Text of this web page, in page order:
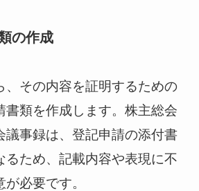
の作成
、その内容を証明するための
書類を作成します。株主総会
議事録は、登記申請の添付書
るため、記載内容や表現に不
必要です。